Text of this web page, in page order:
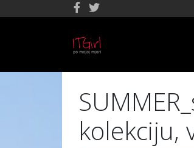
kolekciju,